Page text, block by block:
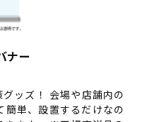
ナー
ッズ！ 会場や店舗内の
簡単、設置するだけなの